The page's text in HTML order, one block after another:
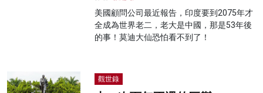
美國顧問公司最近報告，印度要到2075年才
全成為世界老二，老大是中國，那是53年後
的事！莫迪大仙恐怕看不到了！
觀世錄